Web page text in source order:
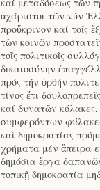
ἀχάριστοι τῶν νῦν
προὔκρινον καί τοῖς
τῶν κοινῶν
τοῖς πολιτικοῖς
δικαιοσύνην
πρός τήν ὀρθήν
τίνος ἔτι
καί δυνατῶν
συμφερόντων
καὶ δημοκρατίας
χρήματα μέν ἄπειρα
δημόσια ἔργα
τοπικῇ δημοκρατία